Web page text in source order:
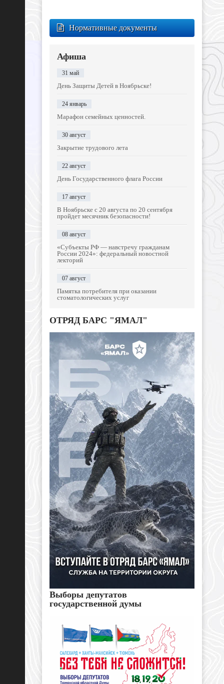
Нормативные документы
Афиша
31 май
День Защиты Детей в Ноябрьске!
24 январь
Марафон семейных ценностей.
30 август
Закрытие трудового лета
22 август
День Государственного флага России
17 август
В Ноябрьске с 20 августа по 20 сентября
пройдет месячник безопасности!
08 август
«Субъекты РФ — навстречу гражданам
России 2024»: федеральный новостной
лекторий
07 август
Памятка потребителя при оказании
стоматологических услуг
ОТРЯД БАРС "ЯМАЛ"
Выборы депутатов
государственной думы